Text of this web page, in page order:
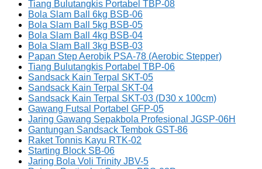
Tiang Bulutangkis Portabel TBP-08
Bola Slam Ball 6kg BSB-06
Bola Slam Ball 5kg BSB-05
Bola Slam Ball 4kg BSB-04
Bola Slam Ball 3kg BSB-03
Papan Step Aerobik PSA-78 (Aerobic Stepper)
Tiang Bulutangkis Portabel TBP-06
Sandsack Kain Terpal SKT-05
Sandsack Kain Terpal SKT-04
Sandsack Kain Terpal SKT-03 (D30 x 100cm)
Gawang Futsal Portabel GFP-05
Jaring Gawang Sepakbola Profesional JGSP-06H
Gantungan Sandsack Tembok GST-86
Raket Tonnis Kayu RTK-02
Starting Block SB-06
Jaring Bola Voli Trinity JBV-5